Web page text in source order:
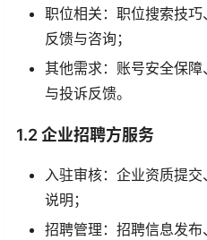
职位相关：职位搜索技
反馈与咨询；
其他需求：账号安全保
与投诉反馈。
1.2 企业招聘方服务
入驻审核：企业资质提
说明；
招聘管理：招聘信息发